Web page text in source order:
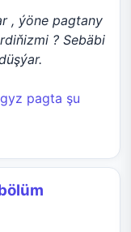
, ýöne pagtany
? Sebäbi
pagta şu